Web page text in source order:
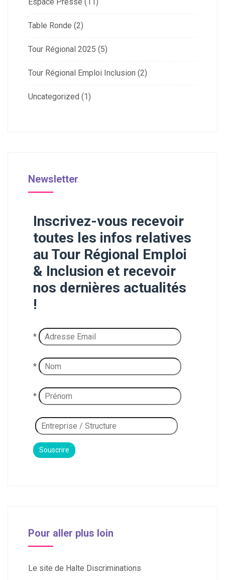
Table Ronde (2)
Tour Régional 2025 (5)
Tour Régional Emploi Inclusion (2)
Uncategorized (1)
Newsletter
Inscrivez-vous recevoir
toutes les infos relatives
au Tour Régional Emploi
& Inclusion et recevoir
nos dernières actualités
!
*
*
*
Pour aller plus loin
Le site de Halte Discriminations